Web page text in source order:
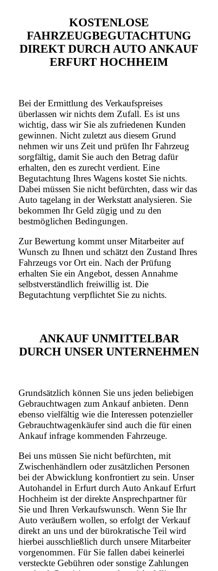
KOSTENLOSE
FAHRZEUGBEGUTACHTUNG
DIREKT DURCH AUTO ANKAUF
ERFURT HOCHHEIM
Bei der Ermittlung des Verkaufspreises
überlassen wir nichts dem Zufall. Es ist uns
wichtig, dass wir Sie als zufriedenen Kunden
gewinnen. Nicht zuletzt aus diesem Grund
nehmen wir uns Zeit und prüfen Ihr Fahrzeug
sorgfältig, damit Sie auch den Betrag dafür
erhalten, den es zurecht verdient. Eine
Begutachtung Ihres Wagens kostet Sie nichts.
Dabei müssen Sie nicht befürchten, dass wir das
Auto tagelang in der Werkstatt analysieren. Sie
bekommen Ihr Geld zügig und zu den
bestmöglichen Bedingungen.
Zur Bewertung kommt unser Mitarbeiter auf
Wunsch zu Ihnen und schätzt den Zustand Ihres
Fahrzeugs vor Ort ein. Nach der Prüfung
erhalten Sie ein Angebot, dessen Annahme
selbstverständlich freiwillig ist. Die
Begutachtung verpflichtet Sie zu nichts.
ANKAUF UNMITTELBAR
DURCH UNSER UNTERNEHMEN
Grundsätzlich können Sie uns jeden beliebigen
Gebrauchtwagen zum Ankauf anbieten. Denn
ebenso vielfältig wie die Interessen potenzieller
Gebrauchtwagenkäufer sind auch die für einen
Ankauf infrage kommenden Fahrzeuge.
Bei uns müssen Sie nicht befürchten, mit
Zwischenhändlern oder zusätzlichen Personen
bei der Abwicklung konfrontiert zu sein. Unser
Autohandel in Erfurt durch Auto Ankauf Erfurt
Hochheim ist der direkte Ansprechpartner für
Sie und Ihren Verkaufswunsch. Wenn Sie Ihr
Auto veräußern wollen, so erfolgt der Verkauf
direkt an uns und der bürokratische Teil wird
hierbei ausschließlich durch unsere Mitarbeiter
vorgenommen. Für Sie fallen dabei keinerlei
versteckte Gebühren oder sonstige Zahlungen